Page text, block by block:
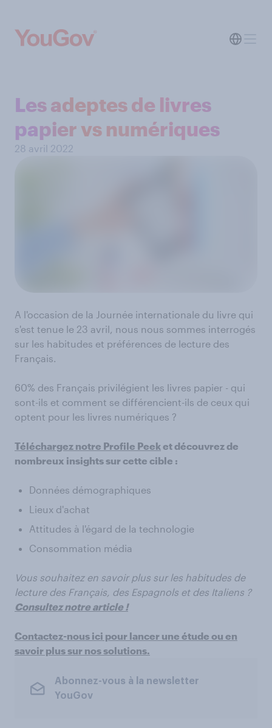
Les adeptes de livres
papier vs numériques
28 avril 2022
A l'occasion de la Journée internationale du livre qui
s'est tenue le 23 avril, nous nous sommes interrogés
sur les habitudes et préférences de lecture des
Français.
60% des Français privilégient les livres papier - qui
sont-ils et comment se différencient-ils de ceux qui
optent pour les livres numériques ?
Téléchargez notre Profile Peeket découvrez de
nombreux insights sur cette cible :
Données démographiques
Lieux d'achat
Attitudes à l'égard de la technologie
Consommation média
Vous souhaitez en savoir plus sur les habitudes de
lecture des Français, des Espagnols et des Italiens ?
Consultez notre article !
Contactez-nous ici pour lancer une étude ou en
savoir plus sur nos solutions.
Abonnez-vous à la newsletter
YouGov